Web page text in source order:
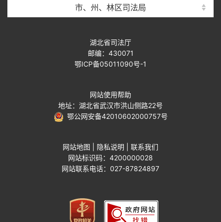
市、州、林区司法局
湖北省司法厅
邮编：430071
鄂ICP备05011090号-1
网站使用帮助
地址：湖北省武汉市洪山侧路22号
鄂公网安备42010602000757号
网站地图 隐私说明
联系我们
网站标识码：4200000028
网站联系电话：027-87824897